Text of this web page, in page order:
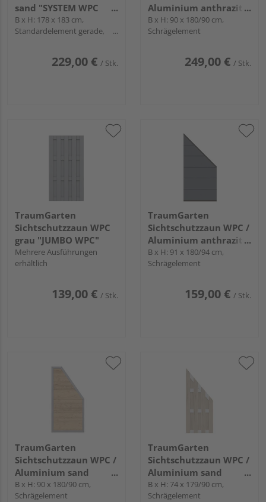
sand "SYSTEM WPC
CLASSIC"
B x H: 178 x 183 cm,
Standardelement gerade,
229,00 € / Stk.
Aluminium anthrazit
"DESIGN WPC ALU"
B x H: 90 x 180/90 cm,
Schrägelement
249,00 € / Stk.
TraumGarten
Sichtschutzzaun WPC
grau "JUMBO WPC"
Mehrere Ausführungen
erhältlich
139,00 € / Stk.
TraumGarten
Sichtschutzzaun WPC /
Aluminium anthrazit
"SYSTEM WPC XL"
B x H: 91 x 180/94 cm,
Schrägelement
159,00 € / Stk.
TraumGarten
Sichtschutzzaun WPC /
Aluminium sand
"DESIGN WPC ALU"
B x H: 90 x 180/90 cm,
Schrägelement
TraumGarten
Sichtschutzzaun WPC /
Aluminium sand
"JUMBO WPC"
B x H: 74 x 179/90 cm,
Schrägelement